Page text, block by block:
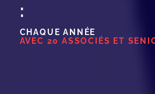
:
CHAQUE ANNÉE
AVEC 20 ASSOCIÉS ET